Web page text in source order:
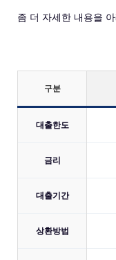
좀 더 자세한 내용을
구분
대출한도
금리
대출기간
상환방법